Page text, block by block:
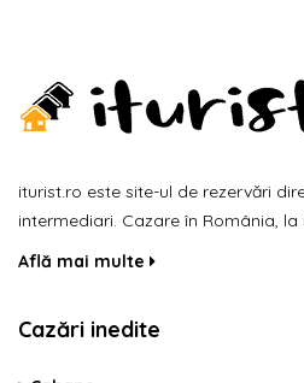
iturist.ro este site-ul de rezervări
intermediari. Cazare în România,
Află mai multe
Cazări inedite